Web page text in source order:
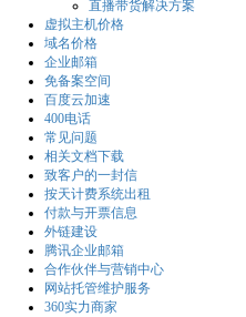
直播带货解决方案
虚拟主机价格
域名价格
企业邮箱
免备案空间
百度云加速
400电话
常见问题
相关文档下载
致客户的一封信
按天计费系统出租
付款与开票信息
外链建设
腾讯企业邮箱
合作伙伴与营销中心
网站托管维护服务
360实力商家